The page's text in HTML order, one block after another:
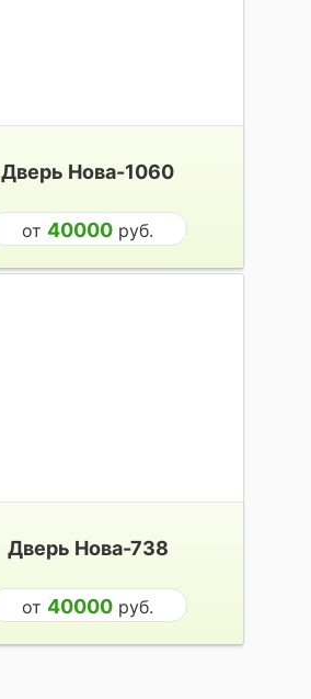
Дверь Нова-1060
от 40000 руб.
Дверь Нова-738
от 40000 руб.